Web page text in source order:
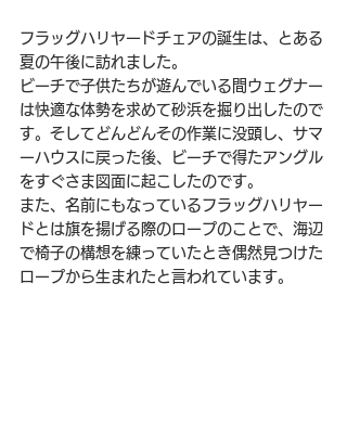
フラッグハリヤードチェアの誕生は、とある
夏の午後に訪れました。
ビーチで子供たちが遊んでいる間ウェグナー
は快適な体勢を求めて砂浜を掘り出したので
す。そしてどんどんその作業に没頭し、サマ
ーハウスに戻った後、ビーチで得たアングル
をすぐさま図面に起こしたのです。
また、名前にもなっているフラッグハリヤー
ドとは旗を揚げる際のロープのことで、海辺
で椅子の構想を練っていたとき偶然見つけた
ロープから生まれたと言われています。